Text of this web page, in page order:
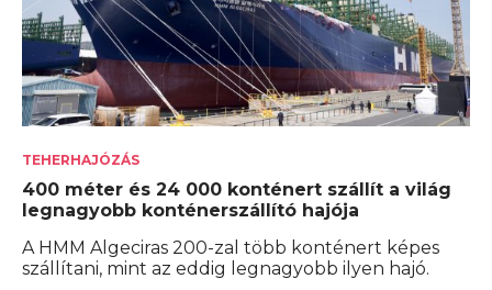
TEHERHAJÓZÁS
400 méter és 24 000 konténert szállít a világ
legnagyobb konténerszállító hajója
A HMM Algeciras 200-zal több konténert képes
szállítani, mint az eddig legnagyobb ilyen hajó.